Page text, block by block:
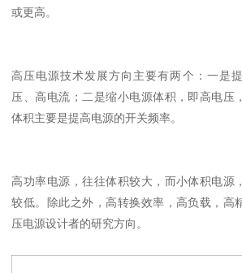
或更高。
高压电源技术发展方向主要有两个：一是
压、高电流；二是缩小电源体积，即高电压
体积主要是提高电源的开关频率。
高功率电源，往往体积较大，而小体积电源
较低。除此之外，高转换效率，高负载，高
压电源设计者的研究方向。